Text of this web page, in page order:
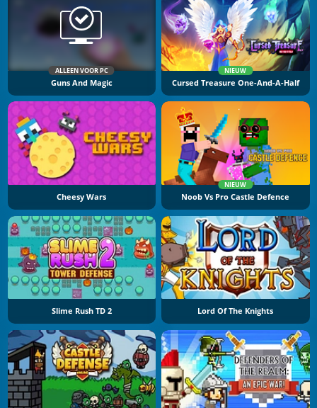
ALLEEN VOOR PC
Guns And Magic
NIEUW
Cursed Treasure One-And-A-Half
Cheesy Wars
NIEUW
Noob Vs Pro Castle Defence
Slime Rush TD 2 Lord Of The Knights